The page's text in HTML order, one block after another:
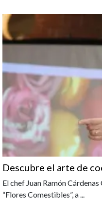
Descubre el arte de
El chef Juan Ramón
“Flores Comestibles”, a